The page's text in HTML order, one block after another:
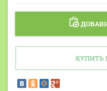
КУПИТЬ